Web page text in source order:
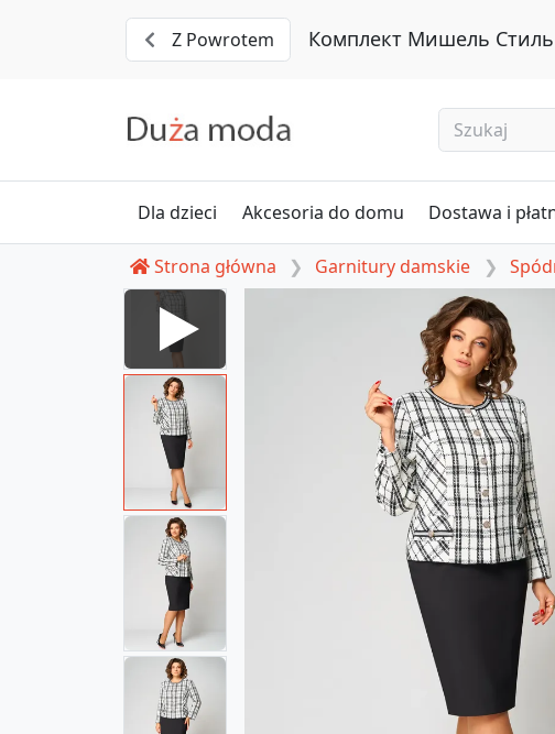
Z Powrotem Комплект Мишель Стиль
Dla dzieci Akcesoria do domu Dostawa i
Strona główna Garnitury damskie